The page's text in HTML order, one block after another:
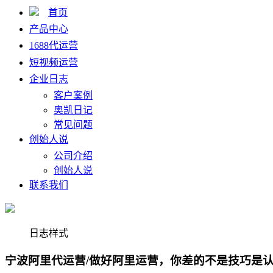
首页
产品中心
1688代运营
短视频运营
企业日志
客户案例
奥凯日记
常见问题
创始人说
公司介绍
创始人说
联系我们
日志样式
宁波阿里代运营/做好阿里运营，你差的不是技巧是